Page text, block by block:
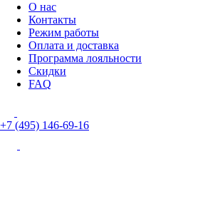
О нас
Контакты
Режим работы
Оплата и доставка
Программа лояльности
Скидки
FAQ
+7 (495) 146-69-16